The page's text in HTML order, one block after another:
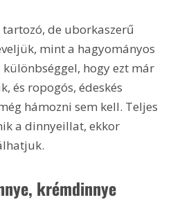
mint a hagyományos
hogy ezt már
és ropogós, édeskés
hámozni sem kell. Teljes
a dinnyeillat, ekkor
krémdinnye